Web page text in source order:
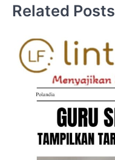
Related Posts